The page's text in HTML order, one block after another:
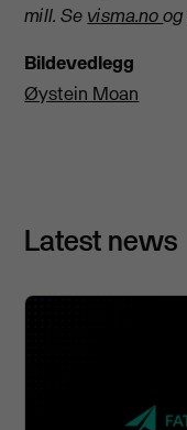
mill. Se visma.noog
Bildevedlegg
Øystein Moan
Latest news